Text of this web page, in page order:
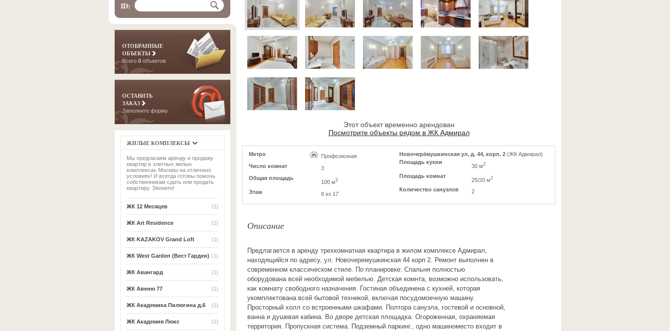
ID:
ОТОБРАННЫЕ
ОБЪЕКТЫ
Всего 0 объектов
ОСТАВИТЬ
ЗАКАЗ
Заполните форму
ЖИЛЫЕ КОМПЛЕКСЫ
Мы предлагаем аренду и продажу
квартир в элитных жилых
комплексах Москвы на отличных
условиях! И всегда готовы помочь
собственникам сдать или продать
квартиру. Звоните!
(1)
ЖК 12 Месяцев
(1)
ЖК Art Residence
(1)
ЖК KAZAKOV Grand Loft
(1)
ЖК West Garden (Вест Гарден)
(1)
ЖК Авангард
(1)
ЖК Авеню 77
(1)
ЖК Академика Пилюгина д.6
(1)
ЖК Академия Люкс
Этот объект временно арендован
Посмотрите объекты рядом в ЖК Адмирал
Метро
Профсоюзная
Число комнат
3
Общая площадь
100 м2
Этаж 8 из 17
Новочерёмушкинская ул, д. 44, корп. 2 (ЖК Адмирал)
Площадь кухни
30 м2
Площадь комнат
25/20 м2
Количество санузлов 2
Описание
Предлагается в аренду трехкомнатная квартира в жилом комплексе Адмирал,
находящийся по адресу, ул. Новочеремушкинская 44 корп 2. Ремонт выполнен в
современном классическом стиле. По планировке: Спальня полностью
оборудована всей необходимой мебелью. Детская комнта, возможно использовать,
как комнату свободного назначения. Гостиная объединена с кухней, которая
укомплектована всей бытовой техникой, включая посудомоечную машину.
Просторный холл со встроенными шкафами. Полтора санузла, гостевой и основной,
ванна и душевая кабина. Во дворе детская площадка. Огороженная, охраняемая
территория. Пропускная система. Подземный паркинг., одно машиноместо входит в